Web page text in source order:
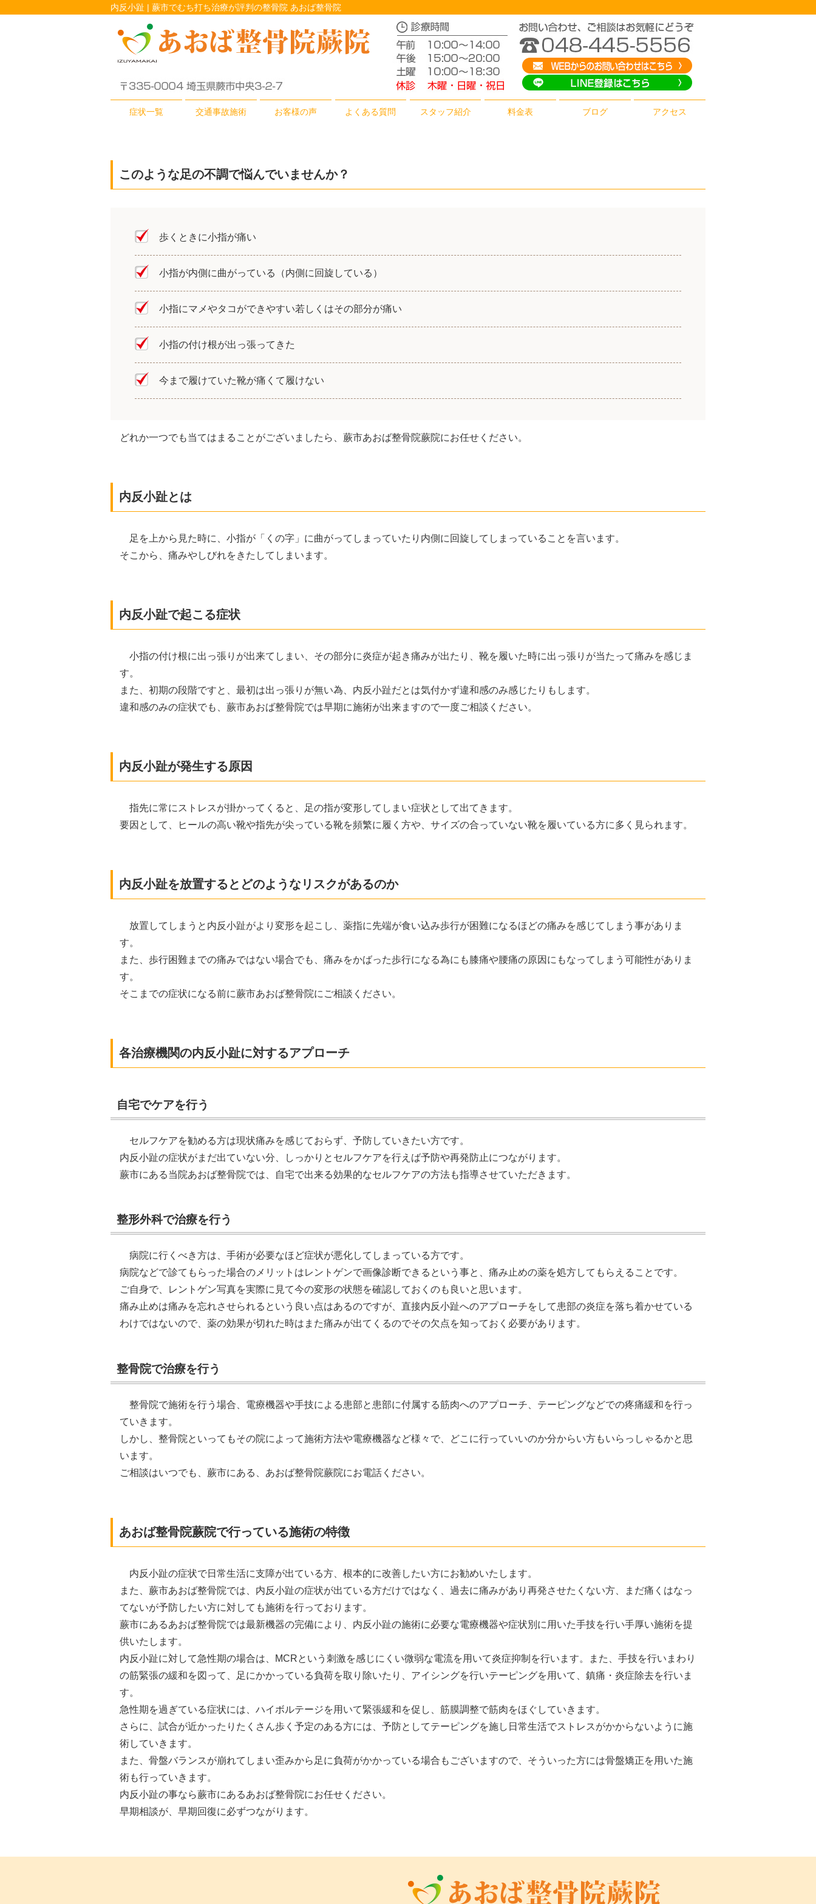
内反小趾 | 蕨市でむち打ち治療が評判の整骨院 あおば整骨院
症状一覧 交通事故施術 お客様の声 よくある質問 スタッフ紹介 料金表 ブログ アクセス
このような足の不調で悩んでいませんか？
歩くときに小指が痛い
小指が内側に曲がっている（内側に回旋している）
小指にマメやタコができやすい若しくはその部分が痛い
小指の付け根が出っ張ってきた
今まで履けていた靴が痛くて履けない
どれか一つでも当てはまることがございましたら、蕨市あおば整骨院蕨院にお任せください。
内反小趾とは
足を上から見た時に、小指が「くの字」に曲がってしまっていたり内側に回旋してしまっていることを言います。
そこから、痛みやしびれをきたしてしまいます。
内反小趾で起こる症状
小指の付け根に出っ張りが出来てしまい、その部分に炎症が起き痛みが出たり、靴を履いた時に出っ張りが当たって痛みを感じま
す。
また、初期の段階ですと、最初は出っ張りが無い為、内反小趾だとは気付かず違和感のみ感じたりもします。
違和感のみの症状でも、蕨市あおば整骨院では早期に施術が出来ますので一度ご相談ください。
内反小趾が発生する原因
指先に常にストレスが掛かってくると、足の指が変形してしまい症状として出てきます。
要因として、ヒールの高い靴や指先が尖っている靴を頻繁に履く方や、サイズの合っていない靴を履いている方に多く見られます。
内反小趾を放置するとどのようなリスクがあるのか
放置してしまうと内反小趾がより変形を起こし、薬指に先端が食い込み歩行が困難になるほどの痛みを感じてしまう事がありま
す。
また、歩行困難までの痛みではない場合でも、痛みをかばった歩行になる為にも膝痛や腰痛の原因にもなってしまう可能性がありま
す。
そこまでの症状になる前に蕨市あおば整骨院にご相談ください。
各治療機関の内反小趾に対するアプローチ
自宅でケアを行う
セルフケアを勧める方は現状痛みを感じておらず、予防していきたい方です。
内反小趾の症状がまだ出ていない分、しっかりとセルフケアを行えば予防や再発防止につながります。
蕨市にある当院あおば整骨院では、自宅で出来る効果的なセルフケアの方法も指導させていただきます。
整形外科で治療を行う
病院に行くべき方は、手術が必要なほど症状が悪化してしまっている方です。
病院などで診てもらった場合のメリットはレントゲンで画像診断できるという事と、痛み止めの薬を処方してもらえることです。
ご自身で、レントゲン写真を実際に見て今の変形の状態を確認しておくのも良いと思います。
痛み止めは痛みを忘れさせられるという良い点はあるのですが、直接内反小趾へのアプローチをして患部の炎症を落ち着かせている
わけではないので、薬の効果が切れた時はまた痛みが出てくるのでその欠点を知っておく必要があります。
整骨院で治療を行う
整骨院で施術を行う場合、電療機器や手技による患部と患部に付属する筋肉へのアプローチ、テーピングなどでの疼痛緩和を行っ
ていきます。
しかし、整骨院といってもその院によって施術方法や電療機器など様々で、どこに行っていいのか分からい方もいらっしゃるかと思
います。
ご相談はいつでも、蕨市にある、あおば整骨院蕨院にお電話ください。
あおば整骨院蕨院で行っている施術の特徴
内反小趾の症状で日常生活に支障が出ている方、根本的に改善したい方にお勧めいたします。
また、蕨市あおば整骨院では、内反小趾の症状が出ている方だけではなく、過去に痛みがあり再発させたくない方、まだ痛くはなっ
てないが予防したい方に対しても施術を行っております。
蕨市にあるあおば整骨院では最新機器の完備により、内反小趾の施術に必要な電療機器や症状別に用いた手技を行い手厚い施術を提
供いたします。
内反小趾に対して急性期の場合は、MCRという刺激を感じにくい微弱な電流を用いて炎症抑制を行います。また、手技を行いまわり
の筋緊張の緩和を図って、足にかかっている負荷を取り除いたり、アイシングを行いテーピングを用いて、鎮痛・炎症除去を行いま
す。
急性期を過ぎている症状には、ハイボルテージを用いて緊張緩和を促し、筋膜調整で筋肉をほぐしていきます。
さらに、試合が近かったりたくさん歩く予定のある方には、予防としてテーピングを施し日常生活でストレスがかからないように施
術していきます。
また、骨盤バランスが崩れてしまい歪みから足に負荷がかかっている場合もございますので、そういった方には骨盤矯正を用いた施
術も行っていきます。
内反小趾の事なら蕨市にあるあおば整骨院にお任せください。
早期相談が、早期回復に必ずつながります。